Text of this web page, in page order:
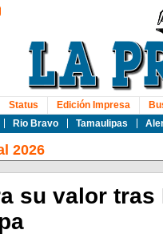
Rio Bravo Tamaulipas
Status Edición Impresa
2026
su valor tras